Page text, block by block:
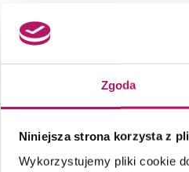
Zgoda
Niniejsza strona korzysta z
Wykorzystujemy pliki cookie